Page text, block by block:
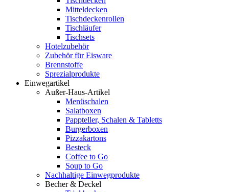
Mitteldecken
Tischdeckenrollen
Tischläufer
Tischsets
Hotelzubehör
Zubehör für Eisware
Brennstoffe
Sprezialprodukte
Einwegartikel
Außer-Haus-Artikel
Menüschalen
Salatboxen
Pappteller, Schalen & Tabletts
Burgerboxen
Pizzakartons
Besteck
Coffee to Go
Soup to Go
Nachhaltige Einwegprodukte
Becher & Deckel